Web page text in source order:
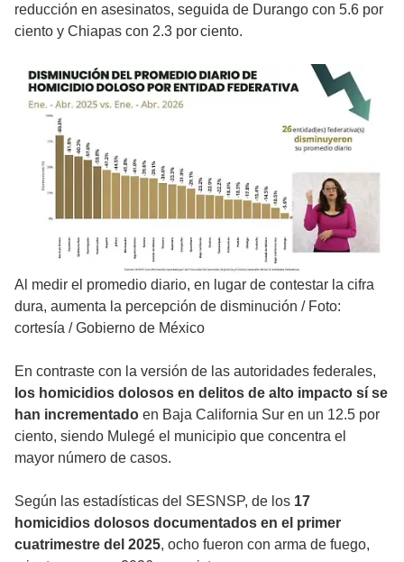
reducción en asesinatos, seguida de Durango con 5.6 por
ciento y Chiapas con 2.3 por ciento.
Al medir el promedio diario, en lugar de contestar la cifra
dura, aumenta la percepción de disminución / Foto:
cortesía / Gobierno de México
En contraste con la versión de las autoridades federales,
los homicidios dolosos en delitos de alto impacto sí se
han incrementado en Baja California Sur en un 12.5 por
ciento, siendo Mulegé el municipio que concentra el
mayor número de casos.
Según las estadísticas del SESNSP, de los 17
homicidios dolosos documentados en el primer
cuatrimestre del 2025, ocho fueron con arma de fuego,